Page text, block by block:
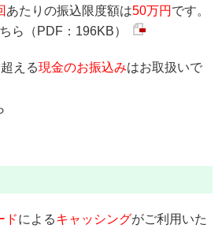
あたりの振込限度額は50万円 です。
ら（PDF：196KB）
える現金のお振込みはお取扱いで
ドによるキャッシングがご利用いた